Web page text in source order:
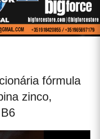
fórmula
zinco,